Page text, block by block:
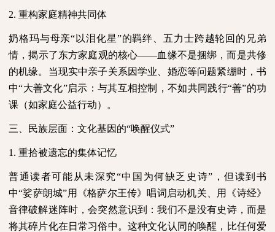
2. 重构家庭精神共同体
奶格玛与母亲“以泪化星”的羁绊、五力士跨越轮回的兄弟
情，揭示了东方家庭观的核心——血缘不是捆绑，而是共修
的机缘。当现实中亲子关系因学业、婚恋等问题紧绷时，书
中“大善文化”启示：与其互相控制，不如共同践行“善”的功
课（如家庭公益行动）。
三、民族层面：文化基因的“唤醒仪式”
1. 重拾被遗忘的集体记忆
普通读者可能从未深究“中国为何缺乏史诗”，但读到书
中“娑萨朗城”用《格萨尔王传》唱词启动机关、用《诗经》
音律破解迷阵时，会突然意识到：我们不是没有史诗，而是
将其碎片化在日常习俗中。这种文化认同的唤醒，比任何爱